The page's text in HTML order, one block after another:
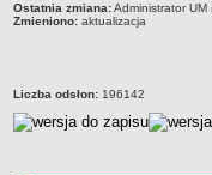
Przekształcone szkoły i
Specjalny Ośrodek nr 5
Ostatnia zmiana:Administrator
Zmieniono: aktualizacja
Liczba odsłon: 196142